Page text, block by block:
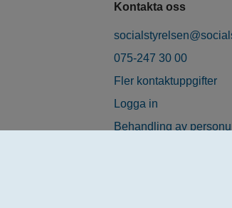
Kontakta oss
075-247 30 00
Fler kontaktuppgifter
Logga in
Behandling av